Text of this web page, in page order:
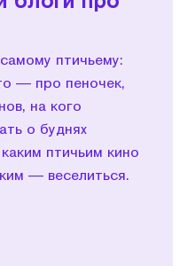
птичьему:
— про пеночек,
на кого
о буднях
птичьим кино
— веселиться.